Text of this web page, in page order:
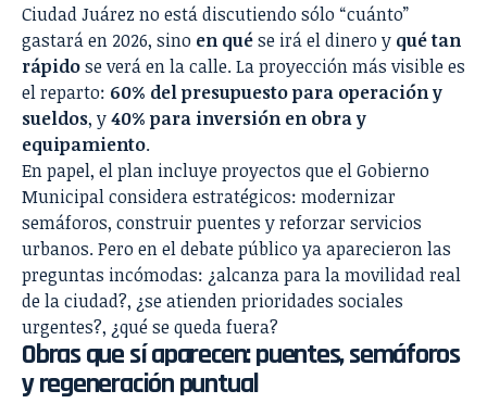
Ciudad Juárez no está discutiendo sólo “cuánto”
gastará en 2026, sino en quése irá el dinero y qué tan
rápidose verá en la calle. La proyección más visible es
el reparto: 60% del presupuesto para operación y
sueldos, y40% para inversión en obra y
equipamiento.
En papel, el plan incluye proyectos que el Gobierno
Municipal considera estratégicos: modernizar
semáforos, construir puentes y reforzar servicios
urbanos. Pero en el debate público ya aparecieron las
preguntas incómodas: ¿alcanza para la movilidad real
de la ciudad?, ¿se atienden prioridades sociales
urgentes?, ¿qué se queda fuera?
Obras que sí aparecen: puentes, semáforos
y regeneración puntual